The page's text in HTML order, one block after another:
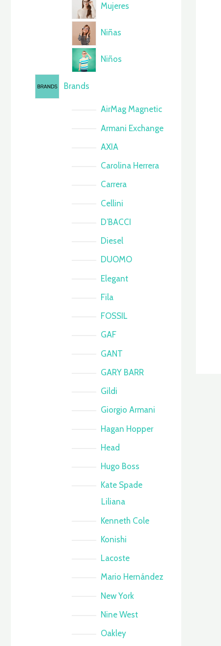
Mujeres
Niñas
Niños
Brands
AirMag Magnetic
Armani Exchange
AXIA
Carolina Herrera
Carrera
Cellini
D’BACCI
Diesel
DUOMO
Elegant
Fila
FOSSIL
GAF
GANT
GARY BARR
Gildi
Giorgio Armani
Hagan Hopper
Head
Hugo Boss
Kate Spade
Liliana
Kenneth Cole
Konishi
Lacoste
Mario Hernández
New York
Nine West
Oakley